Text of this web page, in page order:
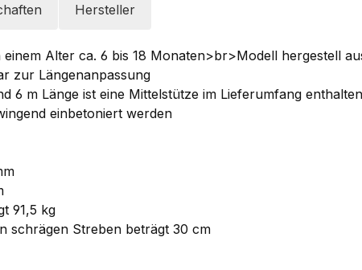
Hersteller
Alter ca. 6 bis 18 Monaten>br>Modell hergestell
zur Längenanpassung
6 m Länge ist eine Mittelstütze im Lieferumfang enthalten
einbetoniert werden
91,5 kg
schrägen Streben beträgt 30 cm